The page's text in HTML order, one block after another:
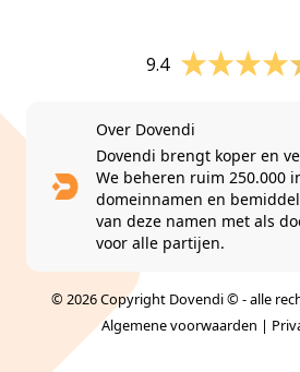
9.4
Over Dovendi
Dovendi brengt koper en
We beheren ruim 250.000
domeinnamen en
van deze namen met als
voor alle partijen.
© 2026 Copyright Dovendi © - alle
Algemene voorwaarden |